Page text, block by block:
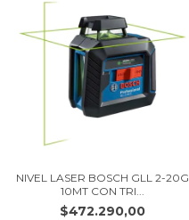
NIVEL LASER BOSCH GLL 2-20G
10MT CON TRI...
$472.290,00